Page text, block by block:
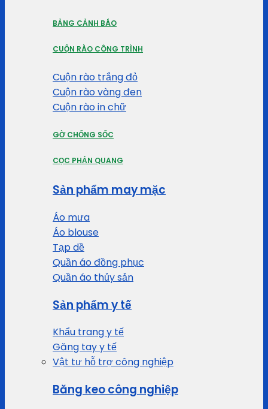
BẢNG CẢNH BÁO
CUỘN RÀO CÔNG TRÌNH
Cuộn rào trắng đỏ
Cuộn rào vàng đen
Cuộn rào in chữ
GỜ CHỐNG SỐC
CỌC PHẢN QUANG
Sản phẩm may mặc
Áo mưa
Áo blouse
Tạp dề
Quần áo đồng phục
Quần áo thủy sản
Sản phẩm y tế
Khẩu trang y tế
Găng tay y tế
Vật tư hỗ trợ công nghiệp
Băng keo công nghiệp